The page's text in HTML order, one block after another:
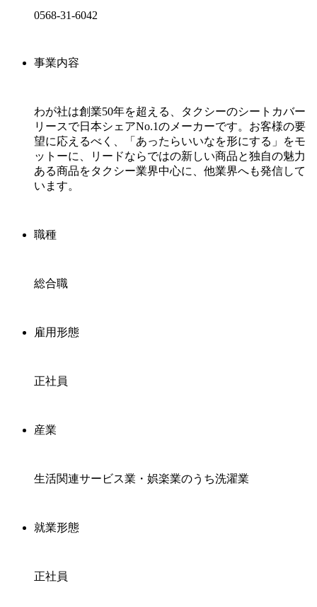
0568-31-6042
事業内容
わが社は創業50年を超える、タクシーのシートカバー
リースで日本シェアNo.1のメーカーです。お客様の要
望に応えるべく、「あったらいいなを形にする」をモ
ットーに、リードならではの新しい商品と独自の魅力
ある商品をタクシー業界中心に、他業界へも発信して
います。
職種
総合職
雇用形態
正社員
産業
生活関連サービス業・娯楽業のうち洗濯業
就業形態
正社員